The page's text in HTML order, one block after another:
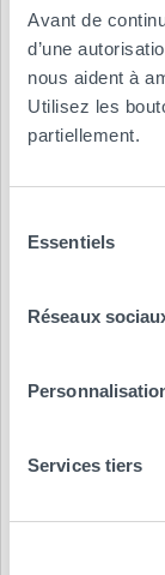
Avant de
d’une
nous aident à
Utilisez les
partiellement.
Essentiels
Réseaux
Services tiers
Coût
Le montant de
Lieu: Ecole
Horaire
Restauration:
compris dans